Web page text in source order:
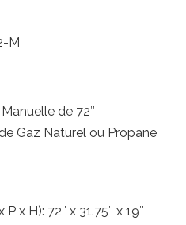
M
de 72″
Gaz Naturel ou Propane
x H): 72″ x 31.75″ x 19″